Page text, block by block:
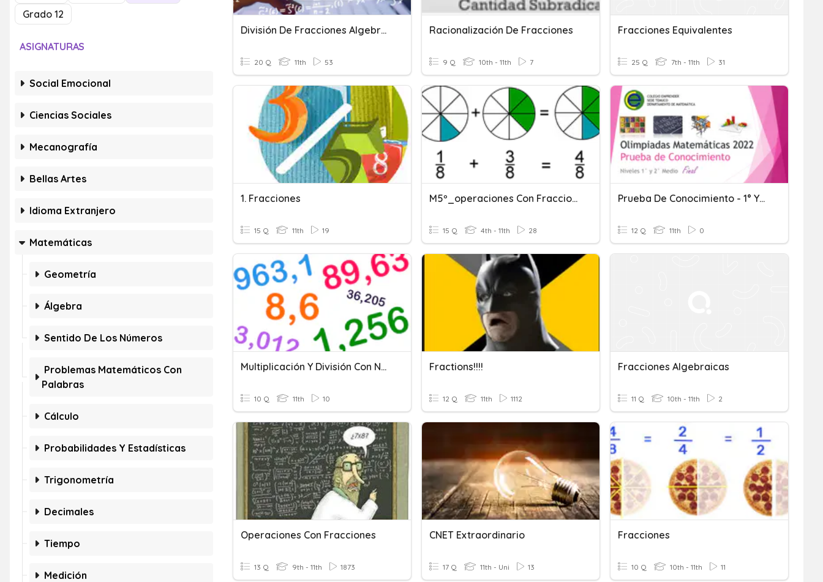
Grado 12
ASIGNATURAS
Social Emocional
Ciencias Sociales
Mecanografía
Bellas Artes
Idioma Extranjero
Matemáticas
Geometría
Álgebra
Sentido De Los Números
Problemas Matemáticos Con
Palabras
Cálculo
Probabilidades Y Estadísticas
Trigonometría
Decimales
Tiempo
Medición
División De Fracciones Algebraicas
20 Q 11th 53
Racionalización De Fracciones
9 Q 10th - 11th 7
Fracciones Equivalentes
25 Q 7th - 11th 31
1. Fracciones
15 Q 11th 19
M5º_operaciones Con Fracciones
15 Q 4th - 11th 28
Prueba De Conocimiento - 1° Y 2° Medio (Final)
12 Q 11th 0
Multiplicación Y División Con Números Decimales
10 Q 11th 10
Fractions!!!!
12 Q 11th 1112
Fracciones Algebraicas
11 Q 10th - 11th 2
Operaciones Con Fracciones
13 Q 9th - 11th 1873
CNET Extraordinario
17 Q 11th - Uni 13
Fracciones
10 Q 10th - 11th 11